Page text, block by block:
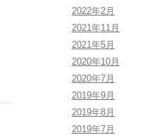
2022年2月
2021年11月
2021年5月
2020年10月
2020年7月
2019年9月
2019年8月
2019年7月